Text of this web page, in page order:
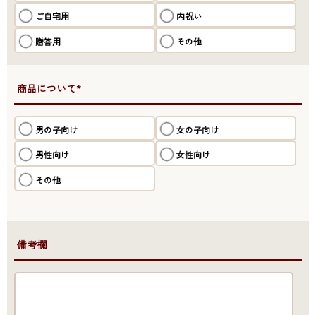
ご自宅用 内祝い
贈答用 その他
●商品について*
男の子向け 女の子向け
男性向け 女性向け
その他
●備考欄